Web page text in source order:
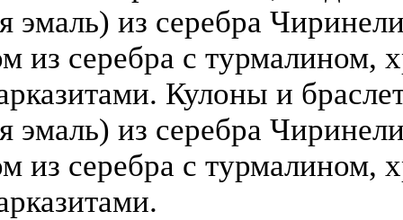
эмаль) из серебра
из серебра с турмалином,
Кулоны и
эмаль) из серебра
из серебра с турмалином,